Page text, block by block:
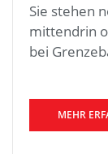
Sie stehen
mittendrin
bei
MEHR